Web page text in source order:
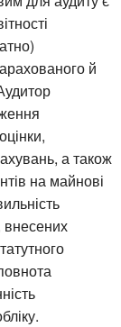
й
а також
на майнові
внесених